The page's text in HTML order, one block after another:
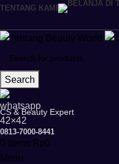
TENTANG KAMI
Search
CS & Beauty Expert
0813-7000-8441
0 items Rp0
Menu